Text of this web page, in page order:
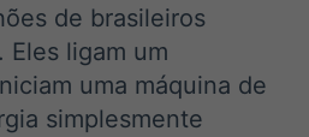
White Label
Plataforma para
conteúdos
personalizados
de brasileiros
Eles ligam um
uma máquina de
simplesmente